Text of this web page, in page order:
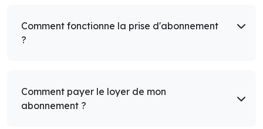
Comment fonctionne la prise d'abonnement
?
Comment payer le loyer de mon
abonnement ?